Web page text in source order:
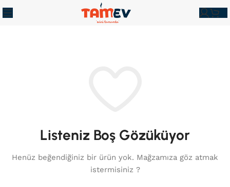
Listeniz Boş Gözüküyor
Henüz beğendiğiniz bir ürün yok. Mağzamıza göz atmak
istermisiniz ?